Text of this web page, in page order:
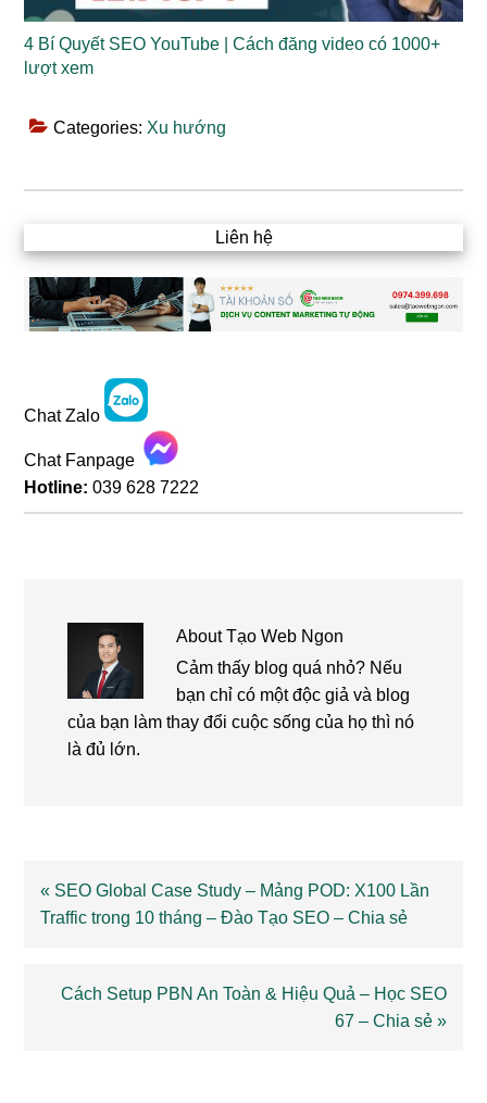
4 Bí Quyết SEO YouTube | Cách đăng video có 1000+
lượt xem
Categories: Xu hướng
Liên hệ
Chat Zalo
Chat Fanpage
Hotline: 039 628 7222
AboutTạo Web Ngon
Cảm thấy blog quá nhỏ? Nếu
bạn chỉ có một độc giả và blog
của bạn làm thay đổi cuộc sống của họ thì nó
là đủ lớn.
Previous
Post:
« SEO Global Case Study – Mảng POD: X100 Lần
Traffic trong 10 tháng – Đào Tạo SEO – Chia sẻ
Next
Cách Setup PBN An Toàn & Hiệu Quả – Học SEO
67 – Chia sẻ »